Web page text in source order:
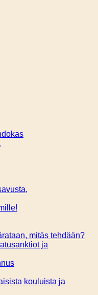
mitäs tehdään?
ja
kouluista ja